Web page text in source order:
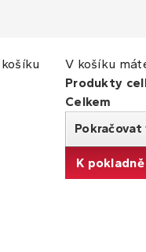
V košíku
Produkty
Celkem
Pokračovat
K pokladně